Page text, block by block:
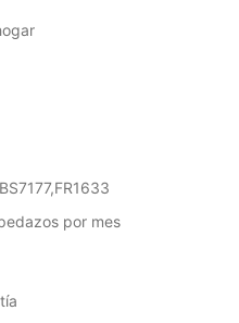
por mes